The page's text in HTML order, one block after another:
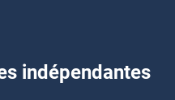
indépendantes